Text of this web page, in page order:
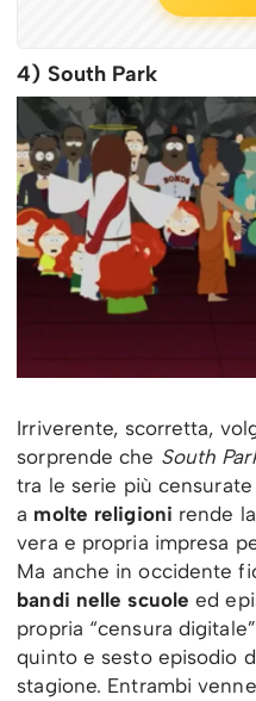
4) South Park
Irriverente, scorretta,
sorprende che South
tra le serie più
a molte religioni rende
vera e propria impresa
Ma anche in occidente
bandi nelle scuole ed
propria “censura
quinto e sesto episodio
stagione. Entrambi